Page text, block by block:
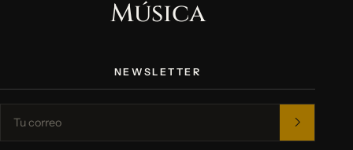
Música
NEWSLETTER